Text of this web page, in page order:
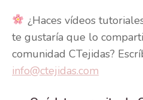
¿Haces vídeos
te gustaría que lo
comunidad CTejidas?
info@ctejidas.com